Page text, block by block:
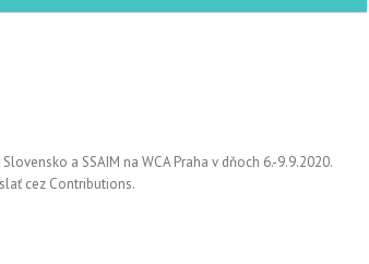
a SSAIM na WCA Praha v dňoch 6.-9.9.2020.
cez Contributions.